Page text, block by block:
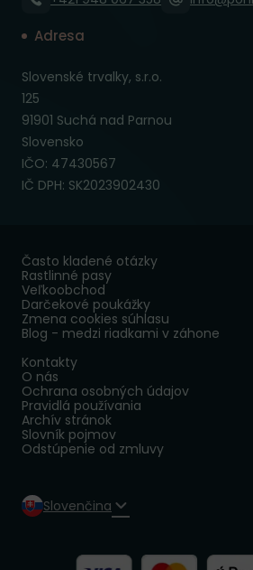
Adresa
Slovenské trvalky, s.r.o.
125
91901 Suchá nad Parnou
Slovensko
IČO: 47430567
IČ DPH: SK2023902430
Často kladené otázky
Rastlinné pasy
Veľkoobchod
Darčekové poukážky
Zmena cookies súhlasu
Blog - medzi riadkami v záhone
Kontakty
O nás
Ochrana osobných údajov
Pravidlá používania
Archív stránok
Slovník pojmov
Odstúpenie od zmluvy
Slovenčina